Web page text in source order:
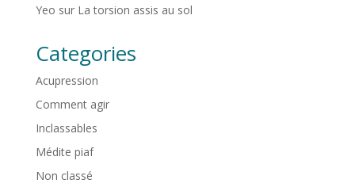
Yeo sur La torsion assis au sol
Categories
Acupression
Comment agir
Inclassables
Médite piaf
Non classé